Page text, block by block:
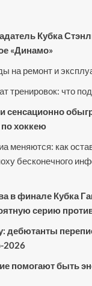
Кубка
«Динамо»
на ремонт и
тренировок: что
сенсационно
хоккею
меняются: как
бесконечного
в финале Кубка
серию
дебютанты
2026
помогают быть